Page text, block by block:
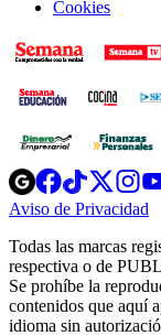
Cookies
Opens
in
new
Opens
in
new
Opens
in
newnew
Aviso de Privacidad
Todas las marcas
respectiva o de
Se prohíbe la
contenidos que aquí
idioma sin